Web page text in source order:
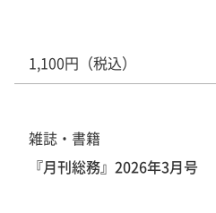
1,100円（税込）
雑誌・書籍
『月刊総務』2026年3月号